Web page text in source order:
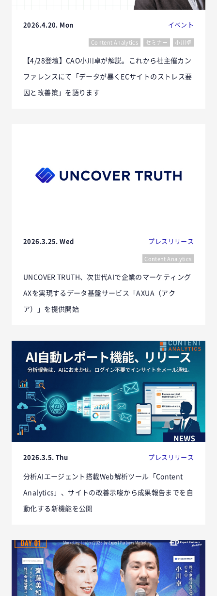
2026.4.20. Mon イベント
Content Analytics セミナー 小川卓
【4/28登壇】CAO小川卓が解説。これから社主催カン
ファレンスにて「データが暴くECサイトのストレス要
因と改善策」を語ります
2026.3.25. Wed プレスリリース
Content Analytics
UNCOVER TRUTH、次世代AIで企業のマーケティング
AXを実現するデータ基盤サービス「AXUA（アク
ア）」を提供開始
2026.3.5. Thu プレスリリース
分析AIエージェント搭載Web解析ツール「Content
Analytics」、サイトの改善示唆から成果報告までを自
動化する新機能を公開